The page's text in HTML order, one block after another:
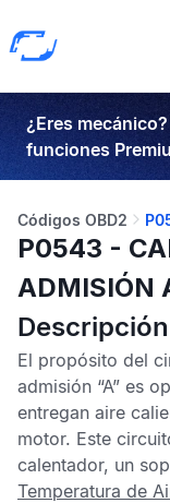
¿Eres
funciones
Códigos OBD2
P0543 -
ADMISIÓN
El propósito del
admisión “A” es
entregan aire
motor. Este
calentador, un
Temperatura de